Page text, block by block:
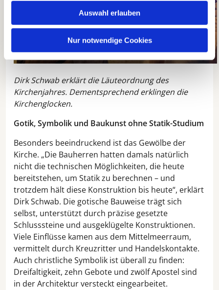
Auswahl erlauben
Nur notwendige Cookies
Dirk Schwab erklärt die Läuteordnung des
Kirchenjahres. Dementsprechend erklingen die
Kirchenglocken.
Gotik, Symbolik und Baukunst ohne Statik-Studium
Besonders beeindruckend ist das Gewölbe der
Kirche. „Die Bauherren hatten damals natürlich
nicht die technischen Möglichkeiten, die heute
bereitstehen, um Statik zu berechnen – und
trotzdem hält diese Konstruktion bis heute“, erklärt
Dirk Schwab. Die gotische Bauweise trägt sich
selbst, unterstützt durch präzise gesetzte
Schlusssteine und ausgeklügelte Konstruktionen.
Viele Einflüsse kamen aus dem Mittelmeerraum,
vermittelt durch Kreuzritter und Handelskontakte.
Auch christliche Symbolik ist überall zu finden:
Dreifaltigkeit, zehn Gebote und zwölf Apostel sind
in der Architektur versteckt eingearbeitet.